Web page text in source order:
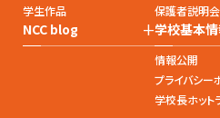
学生作品
保護者説明会
NCC blog +学校基本
情報公開
プライバシー
学校長ホット